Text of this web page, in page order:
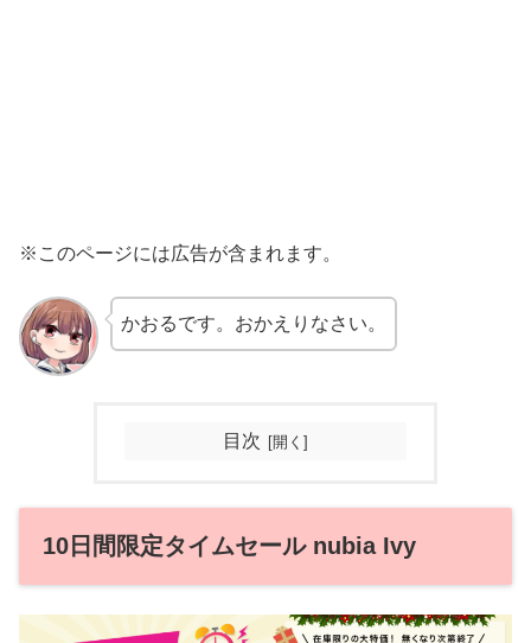
※このページには広告が含まれます。
かおるです。おかえりなさい。
目次
10日間限定タイムセール nubia Ivy